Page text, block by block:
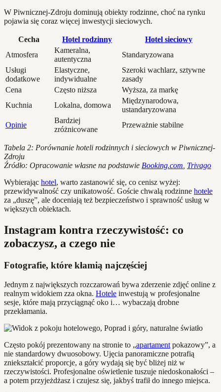
W Piwnicznej-Zdroju dominują obiekty rodzinne, choć na rynku
pojawia się coraz więcej inwestycji sieciowych.
Cecha Hotel rodzinny
Hotel sieciowy
Atmosfera
Kameralna,
autentyczna
Standaryzowana
Usługi
dodatkowe
Elastyczne,
indywidualne
Szeroki wachlarz, sztywne
zasady
Cena
Często niższa
Wyższa, za markę
Kuchnia
Lokalna, domowa
Międzynarodowa,
ustandaryzowana
Opinie
Bardziej
zróżnicowane
Przeważnie stabilne
Tabela 2: Porównanie hoteli rodzinnych i sieciowych w Piwnicznej-
Zdroju
Źródło: Opracowanie własne na podstawie Booking.com Trivago
Wybierając hotel, warto zastanowić się, co cenisz wyżej:
przewidywalność czy unikatowość. Goście chwalą rodzinne hotele
za „duszę”, ale doceniają też bezpieczeństwo i sprawność usług w
większych obiektach.
Instagram kontra rzeczywistość: co
zobaczysz, a czego nie
Fotografie, które kłamią najczęściej
Jednym z największych rozczarowań bywa zderzenie zdjęć online z
realnym widokiem zza okna. Hotele inwestują w profesjonalne
sesje, które mają przyciągnąć oko i… wybaczają drobne
przekłamania.
Często pokój prezentowany na stronie to „apartament pokazowy”, a
nie standardowy dwuosobowy. Ujęcia panoramiczne potrafią
zniekształcić proporcje, a góry wydają się być bliżej niż w
rzeczywistości. Profesjonalne oświetlenie tuszuje niedoskonałości –
a potem przyjeżdżasz i czujesz się, jakbyś trafił do innego miejsca.